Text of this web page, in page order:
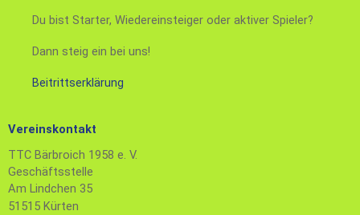
Du bist Starter, Wiedereinsteiger oder aktiver Spieler?
Dann steig ein bei uns!
Beitrittserklärung
Vereinskontakt
TTC Bärbroich 1958 e. V.
Geschäftsstelle
Am Lindchen 35
51515 Kürten